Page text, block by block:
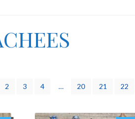
2 3 4 … 20 21 22